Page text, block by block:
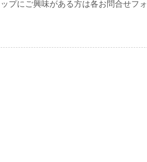
プにご興味がある方は各お問合せフォ